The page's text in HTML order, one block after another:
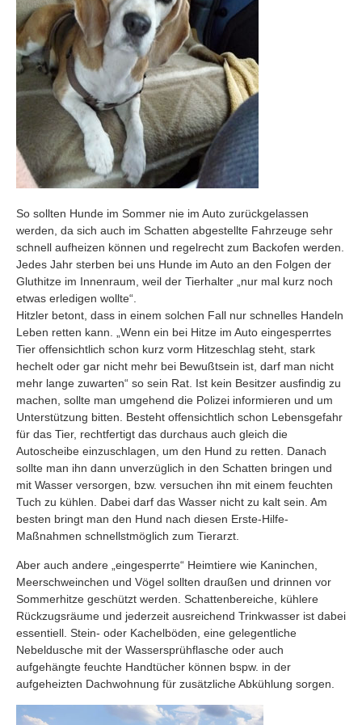
So sollten Hunde im Sommer nie im Auto zurückgelassen
werden, da sich auch im Schatten abgestellte Fahrzeuge sehr
schnell aufheizen können und regelrecht zum Backofen werden.
Jedes Jahr sterben bei uns Hunde im Auto an den Folgen der
Gluthitze im Innenraum, weil der Tierhalter „nur mal kurz noch
etwas erledigen wollte“.
Hitzler betont, dass in einem solchen Fall nur schnelles Handeln
Leben retten kann. „Wenn ein bei Hitze im Auto eingesperrtes
Tier offensichtlich schon kurz vorm Hitzeschlag steht, stark
hechelt oder gar nicht mehr bei Bewußtsein ist, darf man nicht
mehr lange zuwarten“ so sein Rat. Ist kein Besitzer ausfindig zu
machen, sollte man umgehend die Polizei informieren und um
Unterstützung bitten. Besteht offensichtlich schon Lebensgefahr
für das Tier, rechtfertigt das durchaus auch gleich die
Autoscheibe einzuschlagen, um den Hund zu retten. Danach
sollte man ihn dann unverzüglich in den Schatten bringen und
mit Wasser versorgen, bzw. versuchen ihn mit einem feuchten
Tuch zu kühlen. Dabei darf das Wasser nicht zu kalt sein. Am
besten bringt man den Hund nach diesen Erste-Hilfe-
Maßnahmen schnellstmöglich zum Tierarzt.
Aber auch andere „eingesperrte“ Heimtiere wie Kaninchen,
Meerschweinchen und Vögel sollten draußen und drinnen vor
Sommerhitze geschützt werden. Schattenbereiche, kühlere
Rückzugsräume und jederzeit ausreichend Trinkwasser ist dabei
essentiell. Stein- oder Kachelböden, eine gelegentliche
Nebeldusche mit der Wassersprühflasche oder auch
aufgehängte feuchte Handtücher können bspw. in der
aufgeheizten Dachwohnung für zusätzliche Abkühlung sorgen.